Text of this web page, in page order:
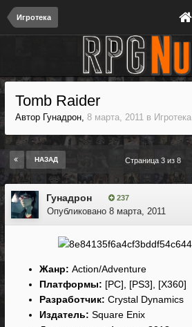
Игротека
Tomb Raider
Автор Гунадрон, 8 марта, 2011 в Игротека
НАЗАД Страница 3 из 8
Гунадрон 237
Опубликовано 8 марта, 2011
Жанр: Action/Adventure
Платформы: [PC], [PS3], [X360]
Разработчик: Crystal Dynamics
Издатель: Square Enix